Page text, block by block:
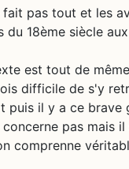
pas tout et les
18ème siècle
est tout de
difficile de s'y
puis il y a ce
pas mais
comprenne